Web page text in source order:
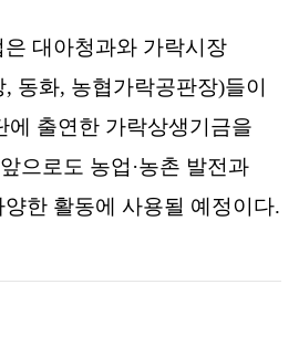
대아청과와 가락시장
, 동화, 농협가락공판장)들이
에 출연한 가락상생기금을
으로도 농업 ·농촌 발전과
한 활동에 사용될 예정이다.